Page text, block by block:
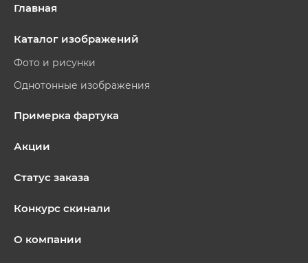
Главная
Каталог изображений
Фото и рисунки
Однотонные изображения
Примерка фартука
Акции
Статус заказа
Конкурс скинали
О компании